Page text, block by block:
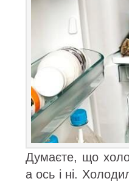
Думаєте, що
а ось і ні.